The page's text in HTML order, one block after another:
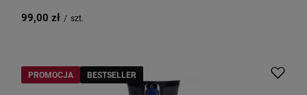
99,00 zł / szt.
PROMOCJA BESTSELLER